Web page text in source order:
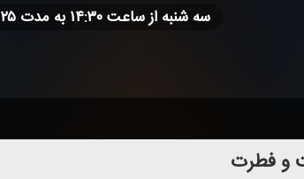
سه شنبه از ساعت ۱۴:۳۰ به مدت ۲۵ دقیقه
و فطرت